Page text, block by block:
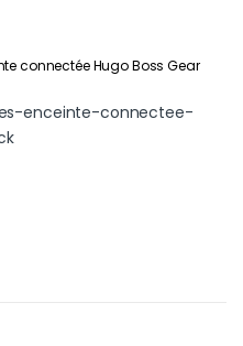
connectée Hugo Boss Gear